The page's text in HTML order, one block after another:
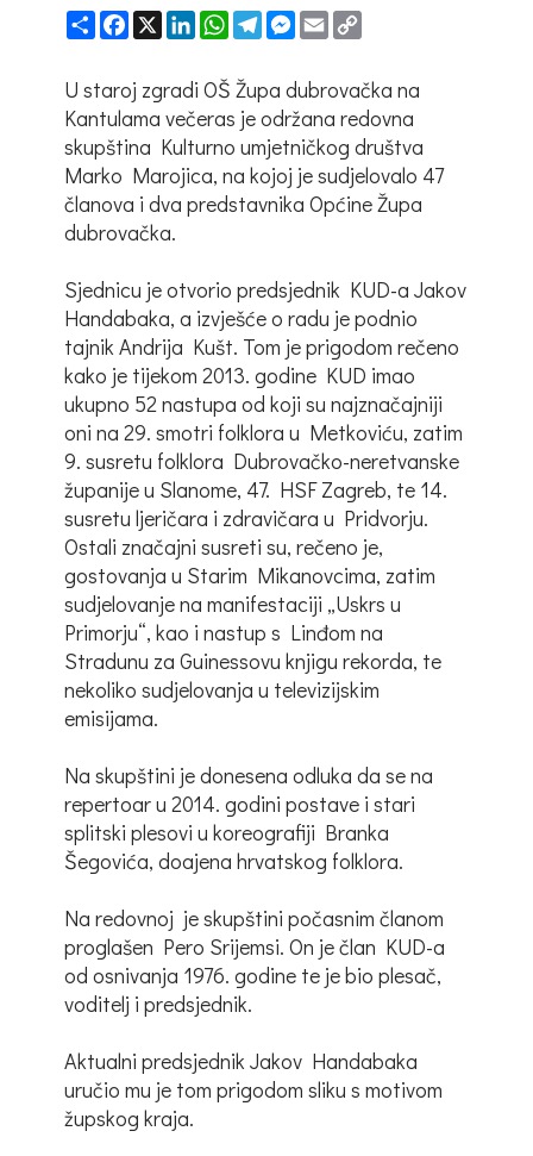
ShareFacebook
X LinkedInWhatsApp
TelegramMessenger
Email
U staroj zgradi OŠ Župa dubrovačka na
Kantulama večeras je održana redovna
skupština Kulturno umjetničkog društva
Marko Marojica, na kojoj je sudjelovalo 47
članova i dva predstavnika Općine Župa
dubrovačka.
Sjednicu je otvorio predsjednik KUD-a Jakov
Handabaka, a izvješće o radu je podnio
tajnik Andrija Kušt. Tom je prigodom rečeno
kako je tijekom 2013. godine KUD imao
ukupno 52 nastupa od koji su najznačajniji
oni na 29. smotri folklora u Metkoviću, zatim
9. susretu folklora Dubrovačko-neretvanske
županije u Slanome, 47. HSF Zagreb, te 14.
susretu ljeričara i zdravičara u Pridvorju.
Ostali značajni susreti su, rečeno je,
gostovanja u Starim Mikanovcima, zatim
sudjelovanje na manifestaciji „Uskrs u
Primorju“, kao i nastup s Linđom na
Stradunu za Guinessovu knjigu rekorda, te
nekoliko sudjelovanja u televizijskim
emisijama.
Na skupštini je donesena odluka da se na
repertoar u 2014. godini postave i stari
splitski plesovi u koreografiji Branka
Šegovića, doajena hrvatskog folklora.
Na redovnoj je skupštini počasnim članom
proglašen Pero Srijemsi. On je član KUD-a
od osnivanja 1976. godine te je bio plesač,
voditelj i predsjednik.
Aktualni predsjednik Jakov Handabaka
uručio mu je tom prigodom sliku s motivom
župskog kraja.